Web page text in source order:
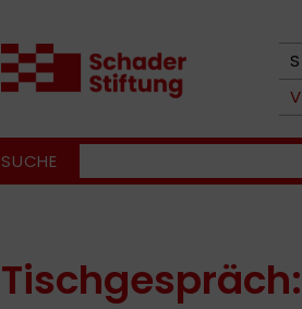
SUCHE